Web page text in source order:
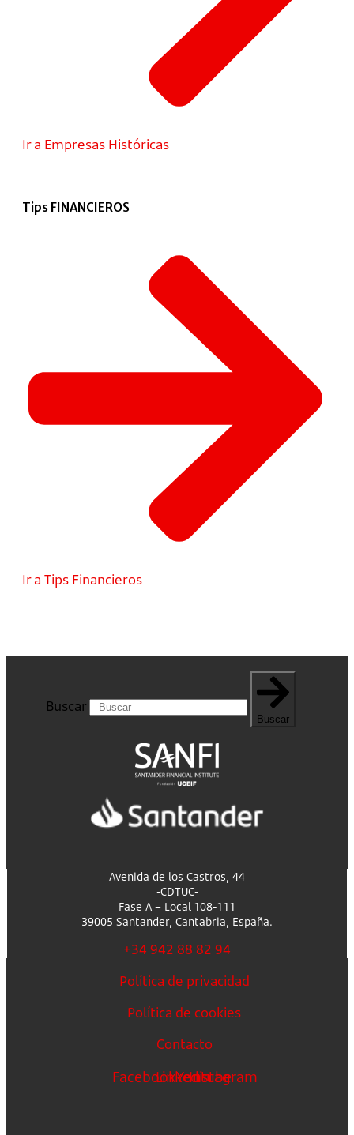
Ir a Empresas Históricas
Tips FINANCIEROS
Ir a Tips Financieros
Buscar
Buscar
Avenida de los Castros, 44
-CDTUC-
Fase A – Local 108-111
39005 Santander, Cantabria, España.
+34 942 88 82 94
Política de privacidad
Política de cookies
Contacto
FacebookLinkedin
Youtube
Instagram